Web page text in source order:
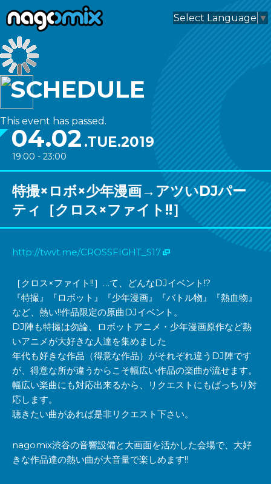
Select Language ▼
SCHEDULE
This event has passed.
04.02 .TUE.2019
19:00 - 23:00
特撮×ロボ×少年漫画→アツいDJパー
ティ［クロス×ファイト!!］
http://twvt.me/CROSSFIGHT_S17
［クロス×ファイト!!］…て、どんなDJイベント!?
『特撮』『ロボット』『少年漫画』『バトル物』『熱血物』
など、熱い!!作品限定の原曲DJイベント。
DJ陣も特撮は勿論、ロボットアニメ・少年漫画原作など熱
いアニメが大好きな人達を集めました
年代も好きな作品（得意な作品）がそれぞれ違うDJ陣です
が、得意な所が違うからこそ幅広い作品の楽曲が流せます。
幅広い楽曲にも対応出来るから、リクエストにもばっちり対
応します。
聴きたい曲があれば是非リクエスト下さい。
nagomix渋谷の音響設備と大画面を活かした会場で、大好
きな作品達の熱い曲が大音量で楽しめます!!